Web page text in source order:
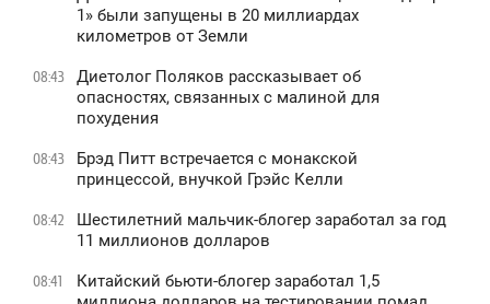
1» были запущены в 20 миллиардах
километров от Земли
08:43
Диетолог Поляков рассказывает об
опасностях, связанных с малиной для
похудения
08:43
Брэд Питт встречается с монакской
принцессой, внучкой Грэйс Келли
08:42
Шестилетний мальчик-блогер заработал за год
11 миллионов долларов
08:41
Китайский бьюти-блогер заработал 1,5